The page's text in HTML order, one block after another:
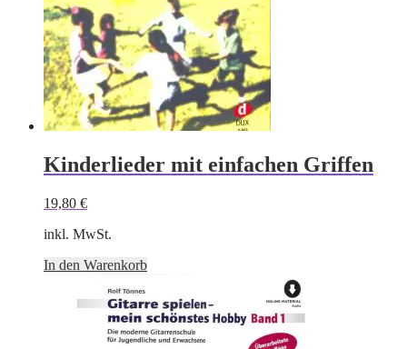
Kinderlieder mit einfachen Griffen
19,80 €
inkl. MwSt.
In den Warenkorb